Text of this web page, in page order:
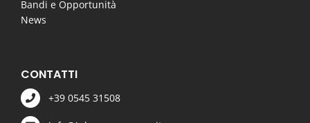
Bandi e Opportunità
News
CONTATTI
+39 0545 31508